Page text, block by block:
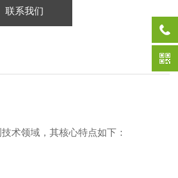
联系我们
术领域，其核心特点如下：